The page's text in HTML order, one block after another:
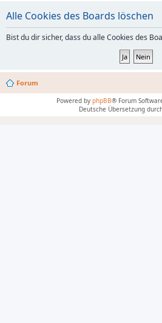
Alle Cookies des Boards löschen
Bist du dir sicher, dass du alle Cookies des
Forum
Powered by phpBB® Forum
Deutsche Übersetzung